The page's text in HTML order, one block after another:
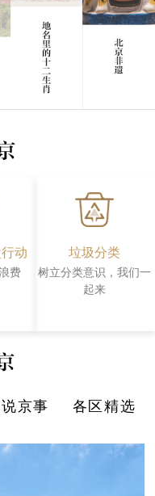
动
费
垃圾分类
树立分类意识，我们一
起来
京事 各区精选